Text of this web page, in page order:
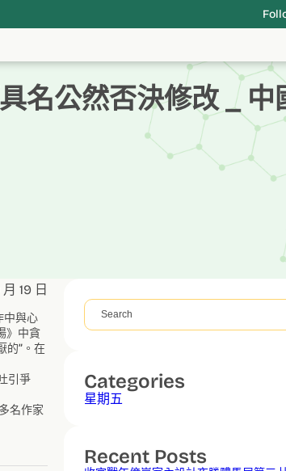
名公然否決修改 _ 中
19 日
中與心
》中貪
的”。在
引爭
名作家
搜
尋
Categories
星期五
Recent Posts